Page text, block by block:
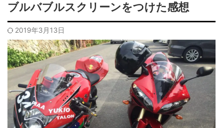
ブルバブルスクリーンをつけた感想
2019年3月13日